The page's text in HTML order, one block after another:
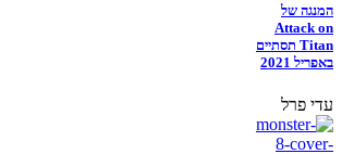
המנגה של
Attack on
Titan תסתיים
באפריל 2021
עדי פרל